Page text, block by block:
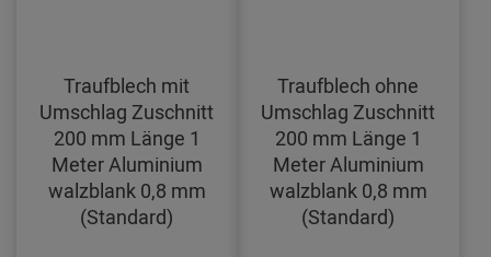
Traufblech mit
Umschlag Zuschnitt
200 mm Länge 1
Meter Aluminium
walzblank 0,8 mm
(Standard)
Traufblech ohne
Umschlag Zuschnitt
200 mm Länge 1
Meter Aluminium
walzblank 0,8 mm
(Standard)